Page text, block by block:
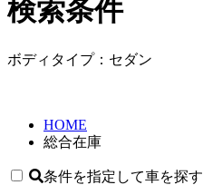
検索条件
ボディタイプ：セダン
HOME
総合在庫
条件を指定して車を探す